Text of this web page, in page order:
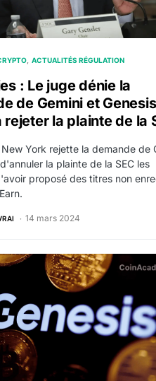
ACTUALITÉS RÉGULATION
: Le juge dénie la
de Gemini et Genesis
la plainte de la
York rejette la demande de
la plainte de la SEC les
proposé des titres non
14 mars 2024
de New York
le plan de faillite de